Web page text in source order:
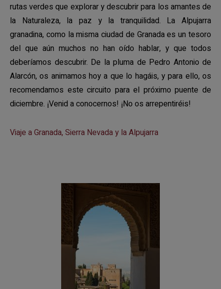
rutas verdes que explorar y descubrir para los amantes de
la Naturaleza, la paz y la tranquilidad. La Alpujarra
granadina, como la misma ciudad de Granada es un tesoro
del que aún muchos no han oído hablar, y que todos
deberíamos descubrir. De la pluma de Pedro Antonio de
Alarcón, os animamos hoy a que lo hagáis, y para ello, os
recomendamos este circuito para el próximo puente de
diciembre. ¡Venid a conocernos! ¡No os arrepentiréis!
Viaje a Granada, Sierra Nevada y la Alpujarra